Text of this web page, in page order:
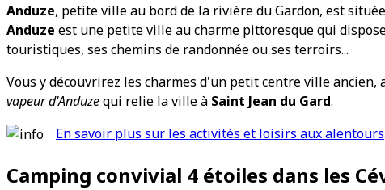
Anduze, petite ville au bord de la rivière du Gardon, est
Anduze est une petite ville au charme pittoresque qui
touristiques, ses chemins de randonnée ou ses terroirs...
Vous y découvrirez les charmes d'un petit centre ville
vapeur d'Anduzequi relie la ville à Saint Jean du Gard.
En savoir plus sur les activités et loisirs aux alentours.
Camping convivial 4 étoiles dans les